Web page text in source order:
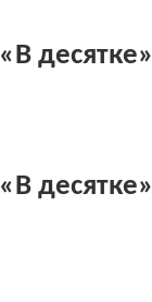
«В десятке»
«В десятке»